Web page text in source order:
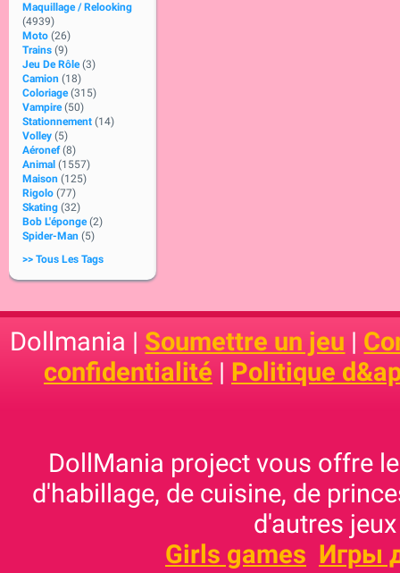
Maquillage / Relooking
(4939)
Moto (26)
Trains (9)
Jeu De Rôle (3)
Camion (18)
Coloriage (315)
Vampire (50)
Stationnement (14)
Volley (5)
Aéronef (8)
Animal (1557)
Maison (125)
Rigolo (77)
Skating (32)
Bob L'éponge (2)
Spider-Man (5)
>> Tous Les Tags
Dollmania | Soumettre un jeu |
confidentialité | Politique
DollMania project vous offre
d'habillage, de cuisine, de
d'autres
Girls games Игры